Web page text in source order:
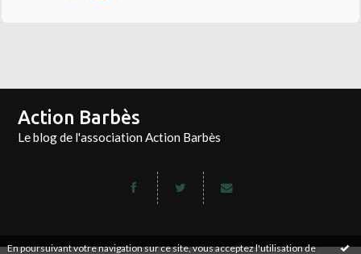
En poursuivant votre navigation sur ce site, vous acceptez l'utilisation de
Action Barbès
Le blog de l'association Action Barbès